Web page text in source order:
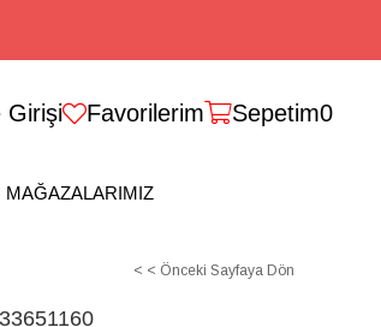
Girişi Favorilerim Sepetim0
MAĞAZALARIMIZ
< < Önceki Sayfaya Dön